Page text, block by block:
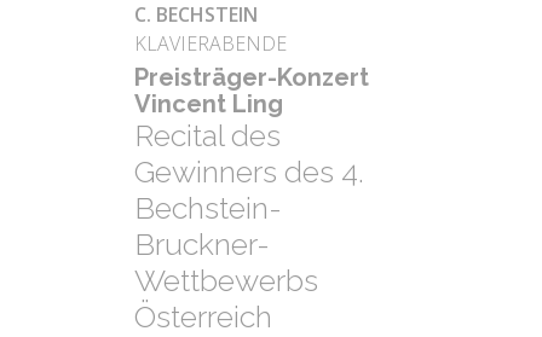
C. BECHSTEIN
KLAVIERABENDE
Preis­trä­ger-Kon­zert
Vin­cent Ling
Recital des
Gewinners des 4.
Bechstein-
Bruckner-
Wettbewerbs
Österreich